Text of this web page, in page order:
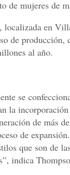
de mujeres de
localizada en
de producción,
al año.
se
la
de más
de
que son de
indica